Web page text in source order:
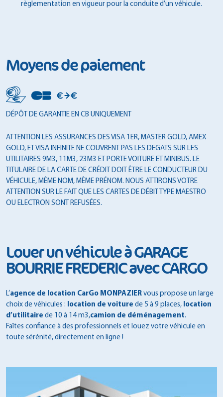
règlementation en vigueur pour la conduite d’un véhicule.
Moyens de paiement
DÉPÔT DE GARANTIE EN CB UNIQUEMENT
ATTENTION LES ASSURANCES DES VISA 1ER, MASTER GOLD, AMEX
GOLD, ET VISA INFINITE NE COUVRENT PAS LES DEGATS SUR LES
UTILITAIRES 9M3, 11M3, 23M3 ET PORTE VOITURE ET MINIBUS. LE
TITULAIRE DE LA CARTE DE CRÉDIT DOIT ÊTRE LE CONDUCTEUR DU
VÉHICULE, MÊME NOM, MÊME PRÉNOM. NOUS ATTIRONS VOTRE
ATTENTION SUR LE FAIT QUE LES CARTES DE DÉBIT TYPE MAESTRO
OU ELECTRON SONT REFUSÉES.
Louer un véhicule à GARAGE
BOURRIE FREDERIC avec CARGO
L’agence de location CarGo MONPAZIER vous propose un large
choix de véhicules : location de voiture de 5 à 9 places, location
d’utilitaire de 10 à 14 m3,camion de déménagement.
Faîtes confiance à des professionnels et louez votre véhicule en
toute sérénité, directement en ligne !